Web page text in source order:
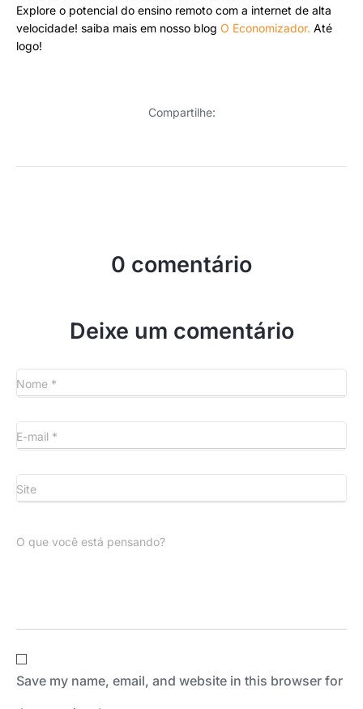
Explore o potencial do ensino remoto com a internet de alta
velocidade! saiba mais em nosso blog O Economizador. Até
logo!
Compartilhe:
0 comentário
Deixe um comentário
Nome *
E-mail *
Site
O que você está pensando?
Save my name, email, and website in this browser for